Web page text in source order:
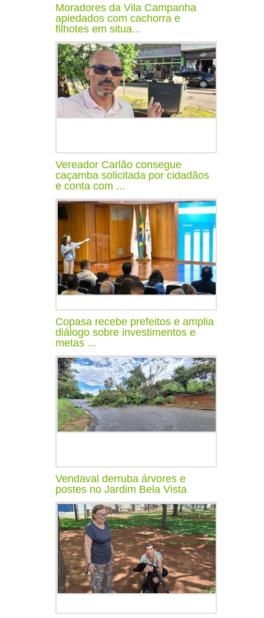
Moradores da Vila Campanha
apiedados com cachorra e
filhotes em situa...
Vereador Carlão consegue
caçamba solicitada por cidadãos
e conta com ...
Copasa recebe prefeitos e amplia
diálogo sobre investimentos e
metas ...
Vendaval derruba árvores e
postes no Jardim Bela Vista